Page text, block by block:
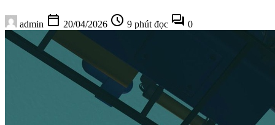
admin calendar_today 20/04/2026 schedule 9 phút đọc forum 0